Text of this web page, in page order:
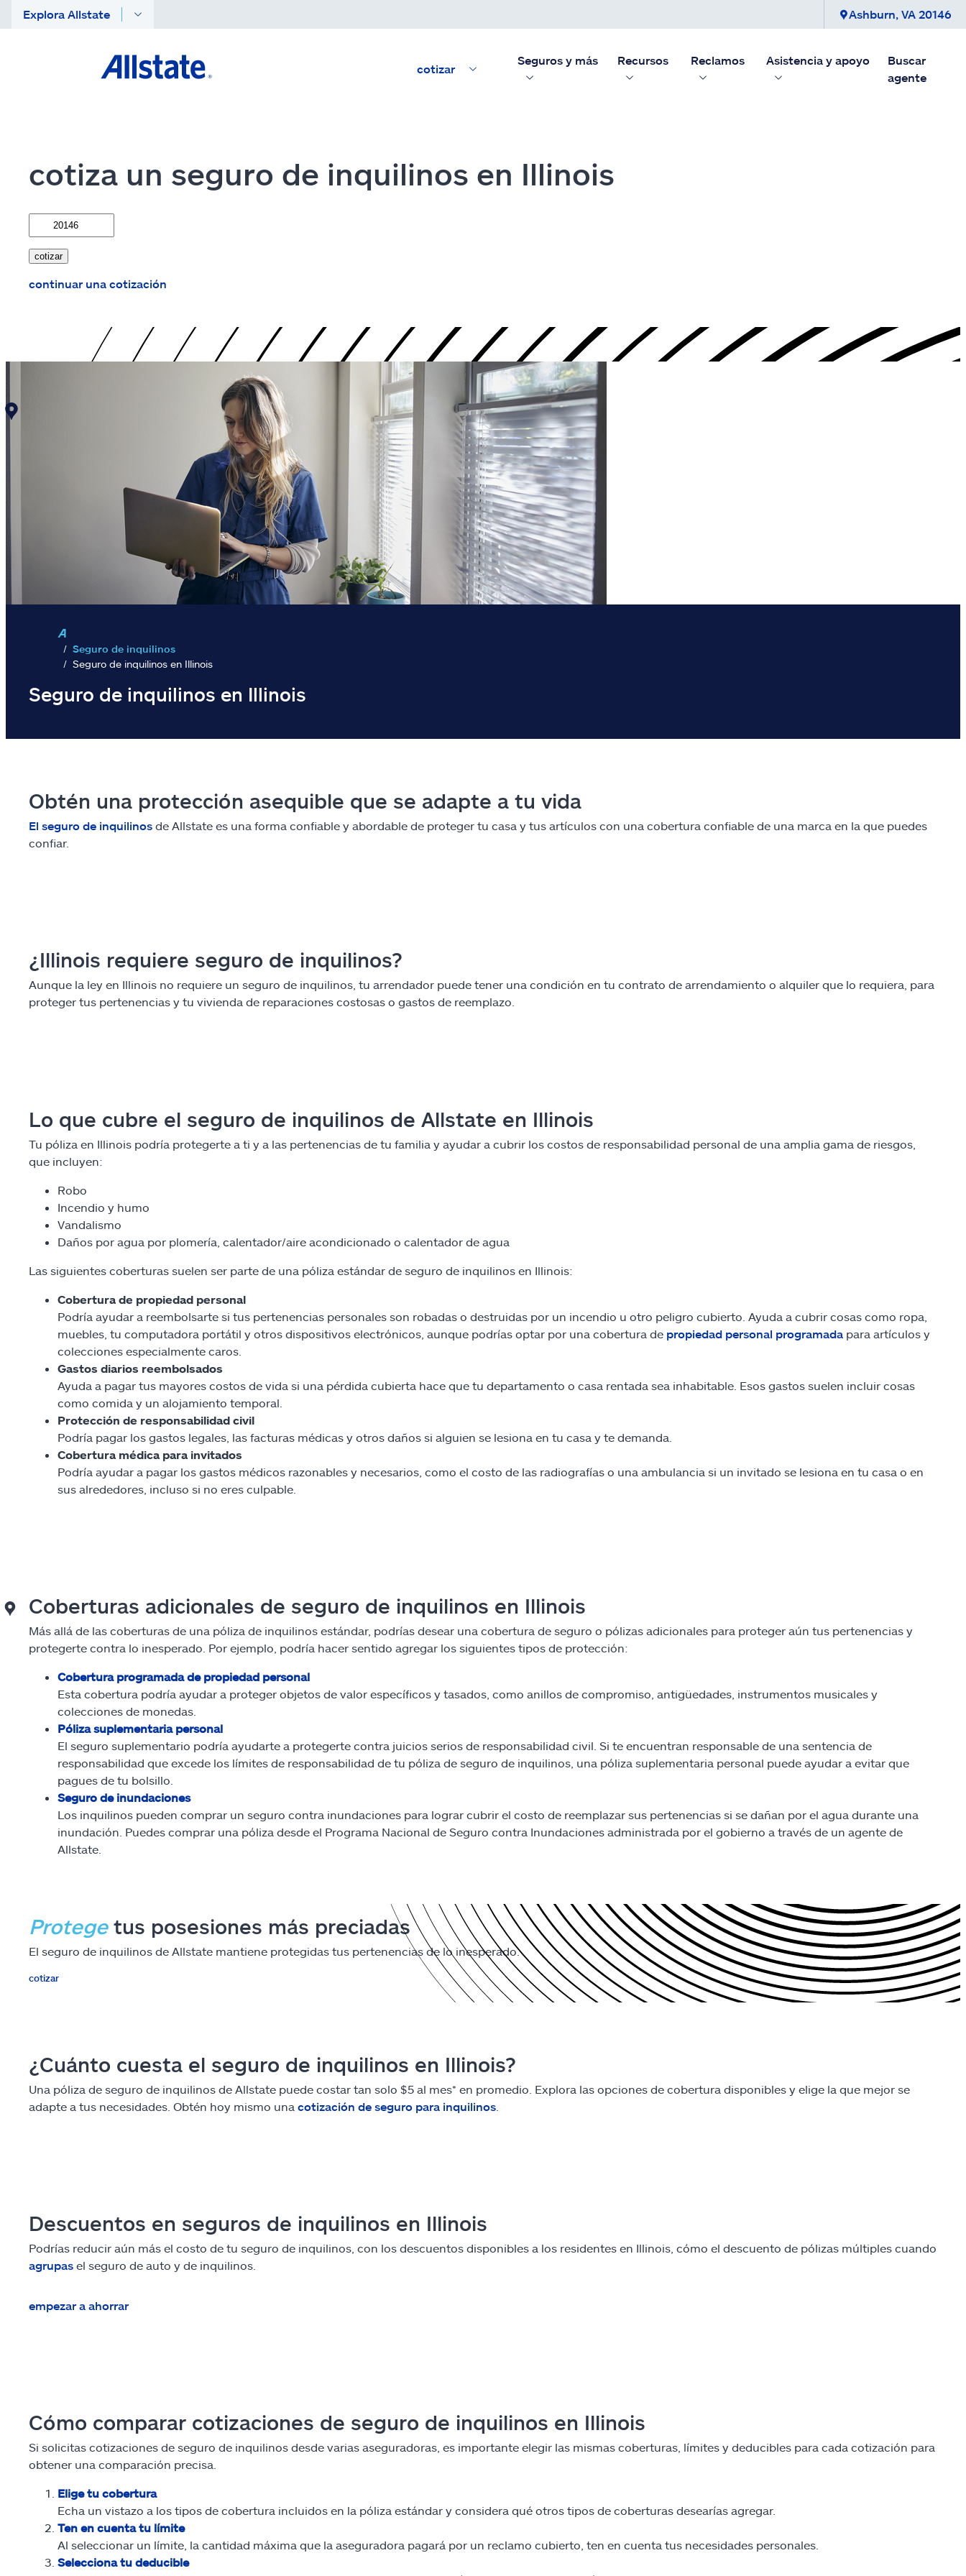
Saltar al contenido principal
Explora Allstate Ashburn, VA 20146
iniciar sesión
cotizar
Seguros y más Recursos Reclamos Asistencia y apoyo
Buscar
agente
cotiza un seguro de inquilinos en Illinois
cotizar
continuar una cotización
Seguro de inquilinos
Seguro de inquilinos en Illinois
Seguro de inquilinos en Illinois
Obtén una protección asequible que se adapte a tu vida
El seguro de inquilinos de Allstate es una forma confiable y abordable de proteger tu casa y tus artículos con una cobertura confiable de una marca en la que puedes
confiar.
¿Illinois requiere seguro de inquilinos?
Aunque la ley en Illinois no requiere un seguro de inquilinos, tu arrendador puede tener una condición en tu contrato de arrendamiento o alquiler que lo requiera, para
proteger tus pertenencias y tu vivienda de reparaciones costosas o gastos de reemplazo.
Lo que cubre el seguro de inquilinos de Allstate en Illinois
Tu póliza en Illinois podría protegerte a ti y a las pertenencias de tu familia y ayudar a cubrir los costos de responsabilidad personal de una amplia gama de riesgos,
que incluyen:
Robo
Incendio y humo
Vandalismo
Daños por agua por plomería, calentador/aire acondicionado o calentador de agua
Las siguientes coberturas suelen ser parte de una póliza estándar de seguro de inquilinos en Illinois:
Cobertura de propiedad personal
Podría ayudar a reembolsarte si tus pertenencias personales son robadas o destruidas por un incendio u otro peligro cubierto. Ayuda a cubrir cosas como ropa,
muebles, tu computadora portátil y otros dispositivos electrónicos, aunque podrías optar por una cobertura de propiedad personal programada para artículos y
colecciones especialmente caros.
Gastos diarios reembolsados
Ayuda a pagar tus mayores costos de vida si una pérdida cubierta hace que tu departamento o casa rentada sea inhabitable. Esos gastos suelen incluir cosas
como comida y un alojamiento temporal.
Protección de responsabilidad civil
Podría pagar los gastos legales, las facturas médicas y otros daños si alguien se lesiona en tu casa y te demanda.
Cobertura médica para invitados
Podría ayudar a pagar los gastos médicos razonables y necesarios, como el costo de las radiografías o una ambulancia si un invitado se lesiona en tu casa o en
sus alrededores, incluso si no eres culpable.
Coberturas adicionales de seguro de inquilinos en Illinois
Más allá de las coberturas de una póliza de inquilinos estándar, podrías desear una cobertura de seguro o pólizas adicionales para proteger aún tus pertenencias y
protegerte contra lo inesperado. Por ejemplo, podría hacer sentido agregar los siguientes tipos de protección:
Cobertura programada de propiedad personal
Esta cobertura podría ayudar a proteger objetos de valor específicos y tasados, como anillos de compromiso, antigüedades, instrumentos musicales y
colecciones de monedas.
Póliza suplementaria personal
El seguro suplementario podría ayudarte a protegerte contra juicios serios de responsabilidad civil. Si te encuentran responsable de una sentencia de
responsabilidad que excede los límites de responsabilidad de tu póliza de seguro de inquilinos, una póliza suplementaria personal puede ayudar a evitar que
pagues de tu bolsillo.
Seguro de inundaciones
Los inquilinos pueden comprar un seguro contra inundaciones para lograr cubrir el costo de reemplazar sus pertenencias si se dañan por el agua durante una
inundación. Puedes comprar una póliza desde el Programa Nacional de Seguro contra Inundaciones administrada por el gobierno a través de un agente de
Allstate.
Protegetus posesiones más preciadas
El seguro de inquilinos de Allstate mantiene protegidas tus pertenencias de lo inesperado.
cotizar
¿Cuánto cuesta el seguro de inquilinos en Illinois?
Una póliza de seguro de inquilinos de Allstate puede costar tan solo $5 al mes* en promedio. Explora las opciones de cobertura disponibles y elige la que mejor se
adapte a tus necesidades. Obtén hoy mismo una cotización de seguro para inquilinos
Descuentos en seguros de inquilinos en Illinois
Podrías reducir aún más el costo de tu seguro de inquilinos, con los descuentos disponibles a los residentes en Illinois, cómo el descuento de pólizas múltiples cuando
agrupas el seguro de auto y de inquilinos.
empezar a ahorrar
Cómo comparar cotizaciones de seguro de inquilinos en Illinois
Si solicitas cotizaciones de seguro de inquilinos desde varias aseguradoras, es importante elegir las mismas coberturas, límites y deducibles para cada cotización para
obtener una comparación precisa.
Elige tu cobertura
Echa un vistazo a los tipos de cobertura incluidos en la póliza estándar y considera qué otros tipos de coberturas desearías agregar.
Ten en cuenta tu límite
Al seleccionar un límite, la cantidad máxima que la aseguradora pagará por un reclamo cubierto, ten en cuenta tus necesidades personales.
Selecciona tu deducible